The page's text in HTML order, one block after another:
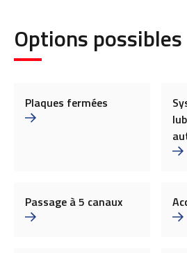
Options possibles
Plaques fermées
Passage à 5 canaux